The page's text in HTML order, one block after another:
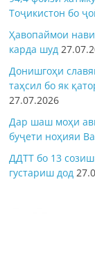
Тоҷикистон бо
Ҳавопаймои
карда шуд
Донишгоҳи
таҳсил бо як
27.07.2026
Дар шаш моҳи
буҷети ноҳияи
ДДТТ бо 13
густариш дод